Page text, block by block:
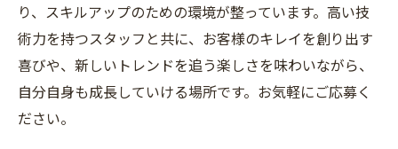
り、スキルアップのための環境が整っています。高い技
術力を持つスタッフと共に、お客様のキレイを創り出す
喜びや、新しいトレンドを追う楽しさを味わいながら、
自分自身も成長していける場所です。お気軽にご応募く
ださい。